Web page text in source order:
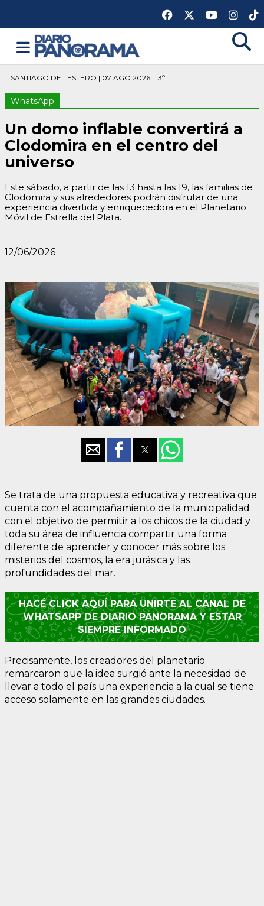
SANTIAGO DEL ESTERO | 07 AGO 2026 | 13º
WhatsApp
Un domo inflable convertirá a
Clodomira en el centro del
universo
Este sábado, a partir de las 13 hasta las 19, las familias de
Clodomira y sus alrededores podrán disfrutar de una
experiencia divertida y enriquecedora en el Planetario
Móvil de Estrella del Plata.
12/06/2026
Se trata de una propuesta educativa y recreativa que
cuenta con el acompañamiento de la municipalidad
con el objetivo de permitir a los chicos de la ciudad y
toda su área de influencia compartir una forma
diferente de aprender y conocer más sobre los
misterios del cosmos, la era jurásica y las
profundidades del mar.
HACÉ CLICK AQUÍ PARA UNIRTE AL CANAL DE
WHATSAPP DE DIARIO PANORAMA Y ESTAR
SIEMPRE INFORMADO
Precisamente, los creadores del planetario
remarcaron que la idea surgió ante la necesidad de
llevar a todo el país una experiencia a la cual se tiene
acceso solamente en las grandes ciudades.